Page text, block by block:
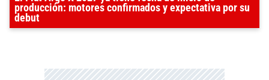
producción: motores confirmados y expectativa por su
debut